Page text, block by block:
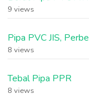
9 views
Pipa PVC JIS,
8 views
Tebal Pipa PPR
8 views